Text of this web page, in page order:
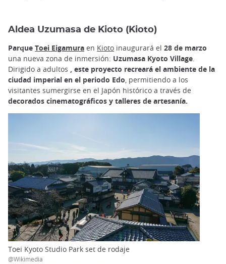
Aldea Uzumasa de Kioto (Kioto)
Parque Toei Eigamura en Kioto inaugurará el 28 de marzo
una nueva zona de inmersión: Uzumasa Kyoto Village.
Dirigido a adultos , este proyecto recreará el ambiente de la
ciudad imperial en el periodo Edo, permitiendo a los
visitantes sumergirse en el Japón histórico a través de
decorados cinematográficos y talleres de artesanía.
Toei Kyoto Studio Park set de rodaje
@Wikimedia